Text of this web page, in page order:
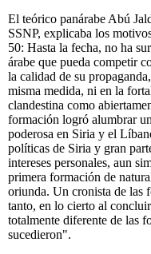
El teórico panárabe Abú
SSNP, explicaba los
50: Hasta la fecha, no ha
árabe que pueda competir
la calidad de su
misma medida, ni en la
clandestina como
formación logró alumbrar
poderosa en Siria y el
políticas de Siria y gran
intereses personales, aun
primera formación de
oriunda. Un cronista de las
tanto, en lo cierto al
totalmente diferente de las
sucedieron".